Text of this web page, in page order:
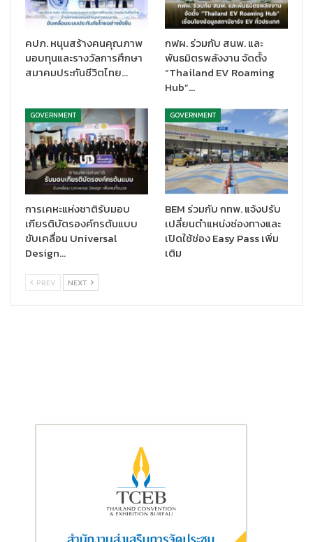
โครงการอาคารเช่าพักอาศัย จังหวัดอุดรธานี (สามพร้าว)ตั้งอยู่
บริเวณถนนมิตรภาพ (เลี่ยงเมือง) ตำบลสามพร้าว อำเภอเมือง
จังหวัดอุดรธานี เป็นอาคารพักอาศัยสูง 5 ชั้น จำนวน 4 อาคาร รวม
544 หน่วย ห้องพักอาศัยมีขนาดประมาณ 28 ตารางเมตร อัตราค่าเช่า
เดือนละ 1,200-2,000 บาท โดยในชั้นที่ 1 ของทุกอาคารจะให้สิทธิเช่า
แก่ผู้สูงอายุและคนพิการเป็นอันดับแรก มีการออกแบบสิ่งอำนวย
ความสะดวกให้เหมาะสมกับการอยู่อาศัยของผู้สูงอายุหรือคนพิการ
ได้แก่ ทางลาดสำหรับรถเข็น ประตูห้องน้ำแบบบานเลื่อน ราวจับเพื่อ
พยุงตัว และที่นั่งพักสำหรับอาบน้ำ เป็นต้น ซึ่งขณะนี้ได้เปิดให้
ประชาชนลงทะเบียนจองสิทธิเช่าผ่านระบบออนไลน์ได้ที่
www.nha.co.th/property/อุดรธานีสามพร้าว/ ได้ตั้งแต่บัดนี้ถึงวันที่
10 ธันวาคม 2567 สอบถามรายละเอียดเพิ่มเติมได้ที่ฝ่ายทรัพย์สินและ
อาคารเช่า โทร.0 2351 6171, 0 2351 6208, 0 2351 7653, 0 2351 6314
และ 0 2351 7403 หรือ Call Center 1615
โครงการอาคารเช่าพักอาศัย จังหวัดเชียงใหม่ (หนองหอย)
บริเวณถนนเชียงใหม่- ลำพูน ตำบลวัดเกต อำเภอเมือง จังหวัด
เชียงใหม่ เป็นอาคารพักอาศัยสูง 5 ชั้น จำนวน 1 อาคาร รวม 102 หน่วย
ห้องพักอาศัยมีขนาดประมาณ 28 ตารางเมตร อัตราค่าเช่าเดือนละ
คปภ. หนุนสร้างคนคุณภาพ
มอบทุนและรางวัลการศึกษา
สมาคมประกันชีวิตไทย…
กฟผ. ร่วมกับ สนพ. และ
พันธมิตรพลังงาน จัดตั้ง
“Thailand EV Roaming
Hub”…
GOVERNMENT
การเคหะแห่งชาติรับมอบ
เกียรติบัตรองค์กรต้นแบบ
ขับเคลื่อน Universal
Design…
GOVERNMENT
BEM ร่วมกับ กทพ. แจ้งปรับ
เปลี่ยนตำแหน่งช่องทางและ
เปิดใช้ช่อง Easy Pass เพิ่ม
เติม
PREV NEXT